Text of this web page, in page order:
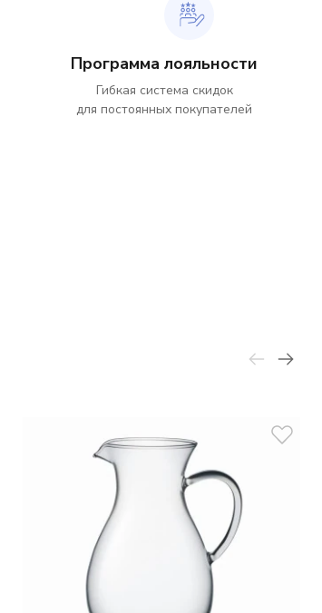
Программа лояльности
Гибкая система скидок
для постоянных покупателей